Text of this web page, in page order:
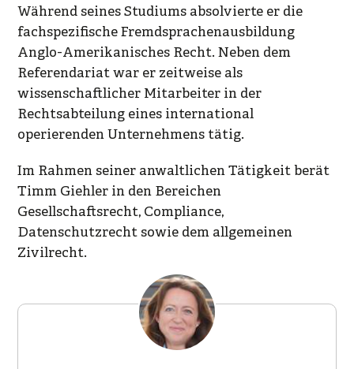
Während seines Studiums absolvierte er die
fachspezifische Fremdsprachenausbildung
Anglo-Amerikanisches Recht. Neben dem
Referendariat war er zeitweise als
wissenschaftlicher Mitarbeiter in der
Rechtsabteilung eines international
operierenden Unternehmens tätig.
Im Rahmen seiner anwaltlichen Tätigkeit berät
Timm Giehler in den Bereichen
Gesellschaftsrecht, Compliance,
Datenschutzrecht sowie dem allgemeinen
Zivilrecht.